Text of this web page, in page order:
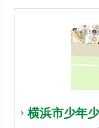
横浜市少年